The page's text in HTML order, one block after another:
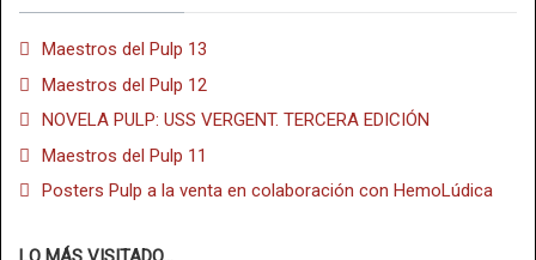
Maestros del Pulp 13
Maestros del Pulp 12
NOVELA PULP: USS VERGENT. TERCERA EDICIÓN
Maestros del Pulp 11
Posters Pulp a la venta en colaboración con HemoLúdica